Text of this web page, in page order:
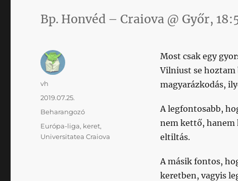
Bp. Honvéd – Craiova @ Győr,
Most csak egy
Vilniust se hoztam
magyarázkodás,
A legfontosabb,
nem kettő, hanem
eltiltás.
A másik fontos,
keretben, vagyis
Szerző
vh
Közzétéve
2019.07.25.
Kategória
Beharangozó
Címke
Európa-liga, keret,
Universitatea Craiova